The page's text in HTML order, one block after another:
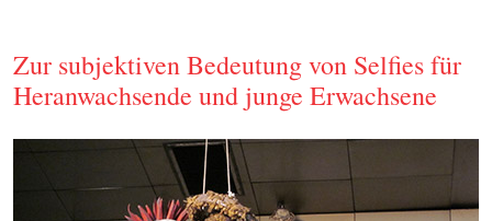
Zur subjektiven Bedeutung von Selfies für
Heranwachsende und junge Erwachsene